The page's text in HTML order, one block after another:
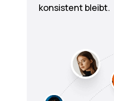
konsistent bleibt.